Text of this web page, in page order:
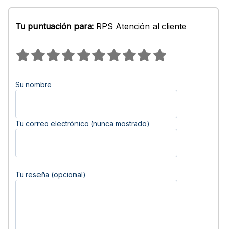
Tu puntuación para: RPS Atención al cliente
Su nombre
Tu correo electrónico (nunca mostrado)
Tu reseña (opcional)